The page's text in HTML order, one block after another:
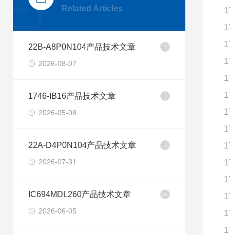
Related Articles
22B-A8P0N104产品技术文章
2026-08-07
1746-IB16产品技术文章
2026-05-08
22A-D4P0N104产品技术文章
2026-07-31
IC694MDL260产品技术文章
2026-06-05